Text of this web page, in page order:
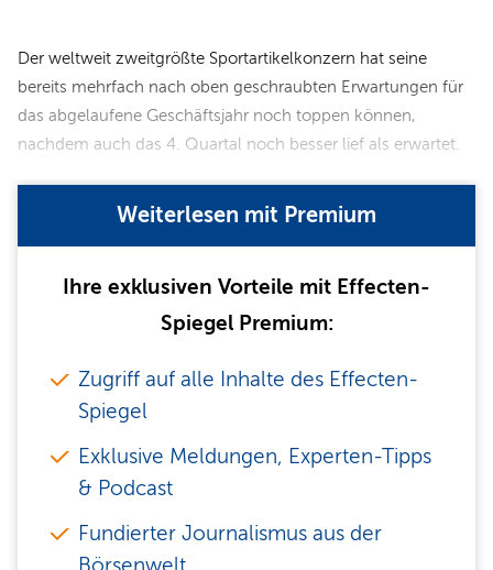
Der weltweit zweitgrößte Sportartikelkonzern hat seine
bereits mehrfach nach oben geschraubten Erwartungen für
das abgelaufene Geschäftsjahr noch toppen können,
nachdem auch das 4. Quartal noch besser lief als erwartet.
Weiterlesen mit Premium
Ihre exklusiven Vorteile mit Effecten-
Spiegel Premium:
Zugriff auf alle Inhalte des Effecten-
Spiegel
Exklusive Meldungen, Experten-Tipps
& Podcast
Fundierter Journalismus aus der
Börsenwelt